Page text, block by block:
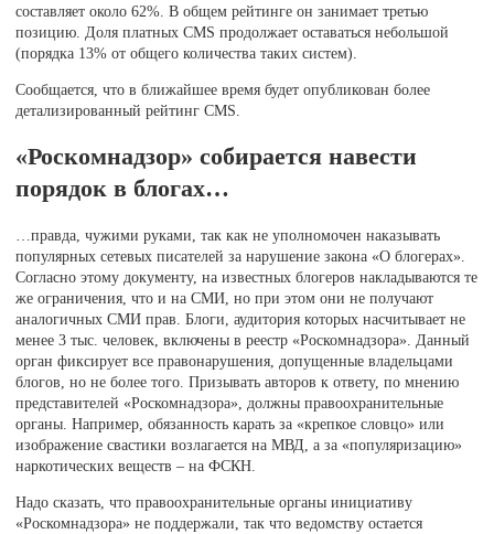
составляет около 62%. В общем рейтинге он занимает третью
позицию. Доля платных CMS продолжает оставаться небольшой
(порядка 13% от общего количества таких систем).
Сообщается, что в ближайшее время будет опубликован более
детализированный рейтинг CMS.
«Роскомнадзор» собирается навести
порядок в блогах…
…правда, чужими руками, так как не уполномочен наказывать
популярных сетевых писателей за нарушение закона «О блогерах».
Согласно этому документу, на известных блогеров накладываются те
же ограничения, что и на СМИ, но при этом они не получают
аналогичных СМИ прав. Блоги, аудитория которых насчитывает не
менее 3 тыс. человек, включены в реестр «Роскомнадзора». Данный
орган фиксирует все правонарушения, допущенные владельцами
блогов, но не более того. Призывать авторов к ответу, по мнению
представителей «Роскомнадзора», должны правоохранительные
органы. Например, обязанность карать за «крепкое словцо» или
изображение свастики возлагается на МВД, а за «популяризацию»
наркотических веществ – на ФСКН.
Надо сказать, что правоохранительные органы инициативу
«Роскомнадзора» не поддержали, так что ведомству остается